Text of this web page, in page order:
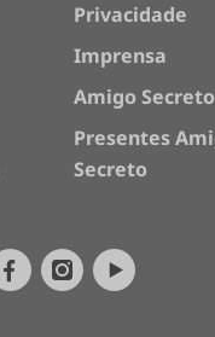
Privacidade
Imprensa
Amigo Secreto
Presentes
Secreto